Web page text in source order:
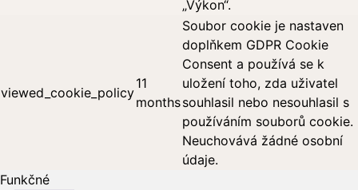
„Výkon“.
viewed_cookie_policy
11
months
Soubor cookie je nastaven
doplňkem GDPR Cookie
Consent a používá se k
uložení toho, zda uživatel
souhlasil nebo nesouhlasil s
používáním souborů cookie.
Neuchovává žádné osobní
údaje.
Funkčné